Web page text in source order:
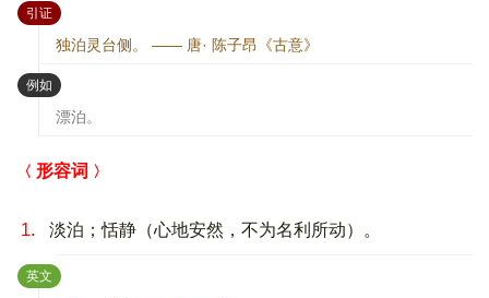
引证：
独泊灵台侧。 —— 唐· 陈子昂《古意》
例如 ：
漂泊。
形容词
1. 淡泊；恬静（心地安然，不为名利所动）。
英文 ：